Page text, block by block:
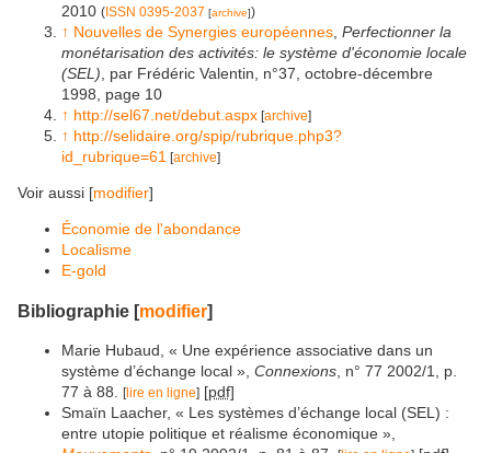
2010 (ISSN 0395-2037 [archive])
↑ Nouvelles de Synergies européennes Perfectionner la
monétarisation des activités: le système d'économie locale
(SEL) , par Frédéric Valentin, n°37, octobre-décembre
1998, page 10
↑ http://sel67.net/debut.aspx [archive]
↑ http://selidaire.org/spip/rubrique.php3?
id_rubrique=61 [archive]
Voir aussi [modifier]
Économie de l'abondance
Localisme
E-gold
Bibliographie [modifier]
Marie Hubaud, « Une expérience associative dans un
système d’échange local », Connexions, n° 77 2002/1, p.
77 à 88. [lire en ligne] [pdf]
Smaïn Laacher, « Les systèmes d’échange local (SEL) :
entre utopie politique et réalisme économique »,